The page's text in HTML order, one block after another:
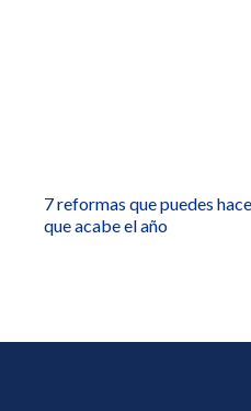
7 reformas que puedes
que acabe el año